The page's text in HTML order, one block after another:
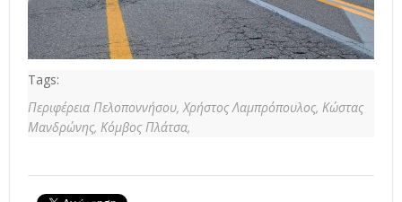
Tags:
Περιφέρεια Πελοποννήσου,Χρήστος Λαμπρόπουλος, Κώστας
Μανδρώνης, Κόμβος Πλάτσα,